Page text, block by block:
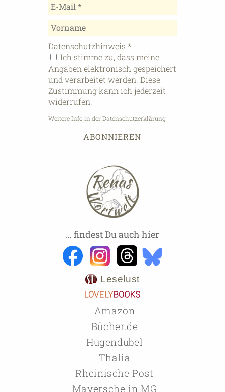
Datenschutzhinweis *
Ich stimme zu, dass meine
Angaben elektronisch gespeichert
und verarbeitet werden. Diese
Zustimmung kann ich jederzeit
widerrufen.
Weitere Info in der Datenschutzerklärung
… findest Du auch hier
Leselust
Amazon
Bücher.de
Hugendubel
Thalia
Rheinische Post
Mayersche in MG